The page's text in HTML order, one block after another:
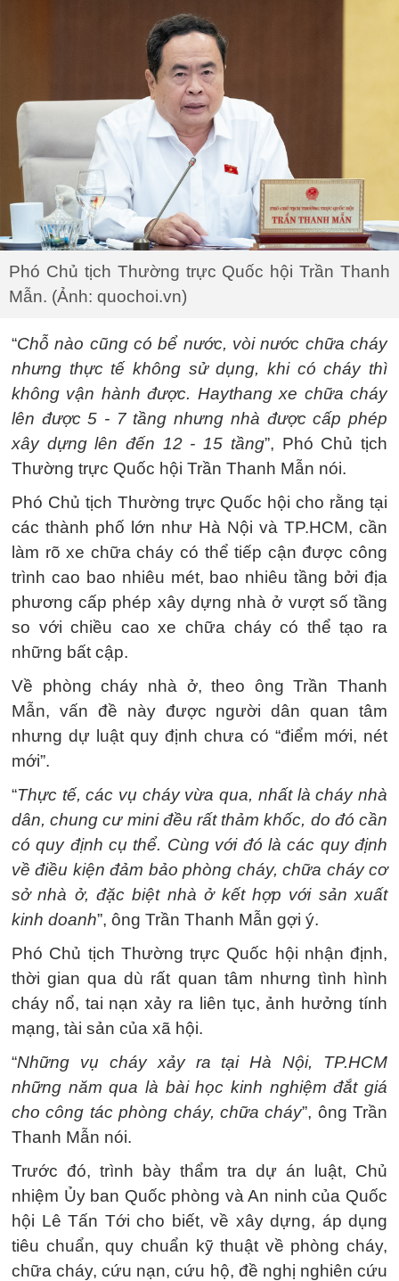
Phó Chủ tịch Thường trực Quốc hội Trần Thanh
Mẫn. (Ảnh: quochoi.vn)
“Chỗ nào cũng có bể nước, vòi nước chữa cháy
nhưng thực tế không sử dụng, khi có cháy thì
không vận hành được. Haythang xe chữa cháy
lên được 5 - 7 tầng nhưng nhà được cấp phép
xây dựng lên đến 12 - 15 tầng”, Phó Chủ tịch
Thường trực Quốc hội Trần Thanh Mẫn nói.
Phó Chủ tịch Thường trực Quốc hội cho rằng tại
các thành phố lớn như Hà Nội và TP.HCM, cần
làm rõ xe chữa cháy có thể tiếp cận được công
trình cao bao nhiêu mét, bao nhiêu tầng bởi địa
phương cấp phép xây dựng nhà ở vượt số tầng
so với chiều cao xe chữa cháy có thể tạo ra
những bất cập.
Về phòng cháy nhà ở, theo ông Trần Thanh
Mẫn, vấn đề này được người dân quan tâm
nhưng dự luật quy định chưa có “điểm mới, nét
mới”.
“Thực tế, các vụ cháy vừa qua, nhất là cháy nhà
dân, chung cư mini đều rất thảm khốc, do đó cần
có quy định cụ thể. Cùng với đó là các quy định
về điều kiện đảm bảo phòng cháy, chữa cháy cơ
sở nhà ở, đặc biệt nhà ở kết hợp với sản xuất
kinh doanh”, ông Trần Thanh Mẫn gợi ý.
Phó Chủ tịch Thường trực Quốc hội nhận định,
thời gian qua dù rất quan tâm nhưng tình hình
cháy nổ, tai nạn xảy ra liên tục, ảnh hưởng tính
mạng, tài sản của xã hội.
“Những vụ cháy xảy ra tại Hà Nội, TP.HCM
những năm qua là bài học kinh nghiệm đắt giá
cho công tác phòng cháy, chữa cháy”, ông Trần
Thanh Mẫn nói.
Trước đó, trình bày thẩm tra dự án luật, Chủ
nhiệm Ủy ban Quốc phòng và An ninh của Quốc
hội Lê Tấn Tới cho biết, về xây dựng, áp dụng
tiêu chuẩn, quy chuẩn kỹ thuật về phòng cháy,
chữa cháy, cứu nạn, cứu hộ, đề nghị nghiên cứu